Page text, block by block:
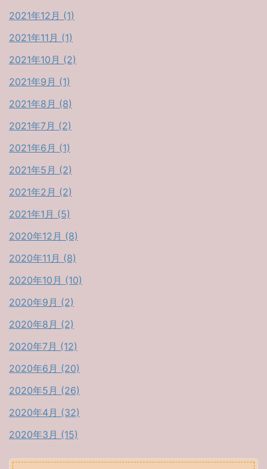
2021年12月 (1)
2021年11月 (1)
2021年10月 (2)
2021年9月 (1)
2021年8月 (8)
2021年7月 (2)
2021年6月 (1)
2021年5月 (2)
2021年2月 (2)
2021年1月 (5)
2020年12月 (8)
2020年11月 (8)
2020年10月 (10)
2020年9月 (2)
2020年8月 (2)
2020年7月 (12)
2020年6月 (20)
2020年5月 (26)
2020年4月 (32)
2020年3月 (15)